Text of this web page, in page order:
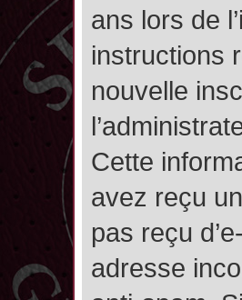
ans lors de
instructions
nouvelle
Cette
avez reçu
pas reçu
adresse